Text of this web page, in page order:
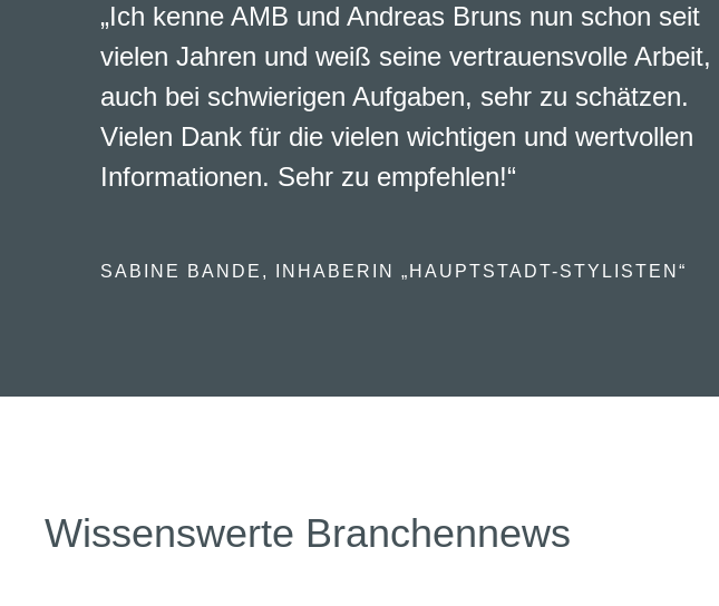
„Ich kenne AMB und Andreas Bruns nun schon seit
vielen Jahren und weiß seine vertrauensvolle Arbeit,
auch bei schwierigen Aufgaben, sehr zu schätzen.
Vielen Dank für die vielen wichtigen und wertvollen
Informationen. Sehr zu empfehlen!“
SABINE BANDE, INHABERIN „HAUPTSTADT-STYLISTEN“
Wissenswerte Branchennews